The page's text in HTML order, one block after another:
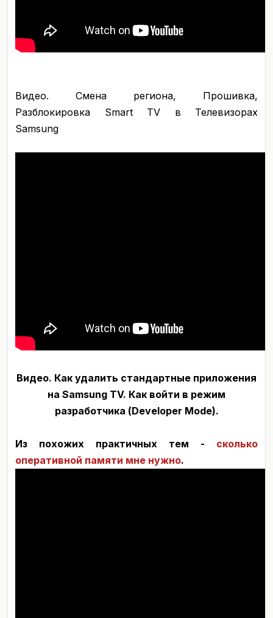
Видео. Смена региона, Прошивка,
Разблокировка Smart TV в Телевизорах
Samsung
Видео. Как удалить стандартные приложения
на Samsung TV. Как войти в режим
разработчика (Developer Mode).
Из похожих практичных тем - сколько
оперативной памяти мне нужно.